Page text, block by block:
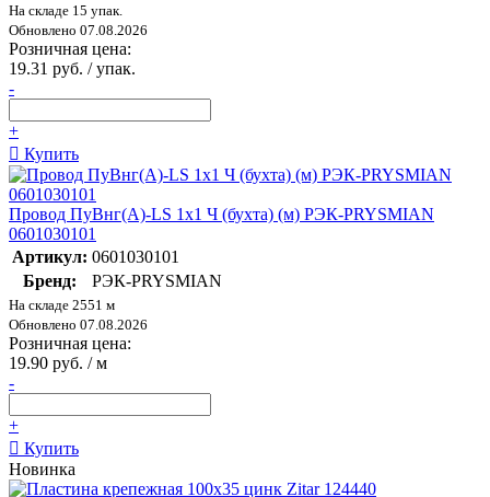
На складе 15 упак.
Обновлено 07.08.2026
Розничная цена:
19.31 руб. / упак.
-
+
Купить
Провод ПуВнг(А)-LS 1х1 Ч (бухта) (м) РЭК-PRYSMIAN
0601030101
Артикул: 0601030101
Бренд:
РЭК-PRYSMIAN
На складе 2551 м
Обновлено 07.08.2026
Розничная цена:
19.90 руб. / м
-
+
Купить
Новинка